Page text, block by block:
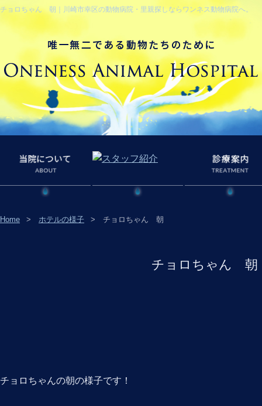
チョロちゃん 朝｜川崎市幸区の動物病院・里親探しならワンネス動物病院へ。
Home ホテルの様子 チョロちゃん 朝
チョロちゃん 朝
チョロちゃんの朝の様子です！